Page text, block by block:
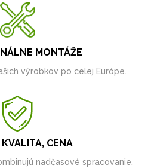
MONTÁŽE
výrobkov po celej Európe.
CENA
nadčasové spracovanie,